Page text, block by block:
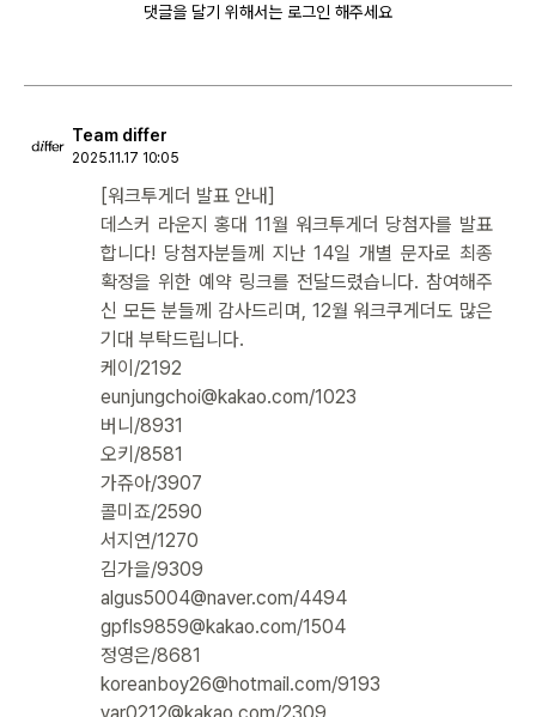
댓글을 달기 위해서는 로그인 해주세요
Team differ
2025.11.17 10:05
[워크투게더 발표 안내]
데스커 라운지 홍대 11월 워크투게더 당첨자를 발표
합니다! 당첨자분들께 지난 14일 개별 문자로 최종
확정을 위한 예약 링크를 전달드렸습니다. 참여해주
신 모든 분들께 감사드리며, 12월 워크쿠게더도 많은
기대 부탁드립니다.
케이/2192
eunjungchoi@kakao.com/1023
버니/8931
오키/8581
가쥬아/3907
콜미죠/2590
서지연/1270
김가을/9309
algus5004@naver.com/4494
gpfls9859@kakao.com/1504
정영은/8681
koreanboy26@hotmail.com/9193
카카오로 시작하기